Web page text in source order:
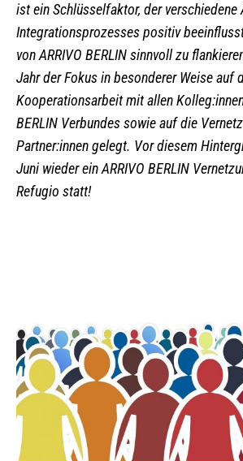
ist ein Schlüsselfaktor, der verschiedene
Integrationsprozesses positiv
von ARRIVO BERLIN sinnvoll zu
Jahr der Fokus in besonderer Weise auf
Kooperationsarbeit mit allen
BERLIN Verbundes sowie auf die
Partner:innen gelegt. Vor diesem
Juni wieder ein ARRIVO BERLIN
Refugio statt!